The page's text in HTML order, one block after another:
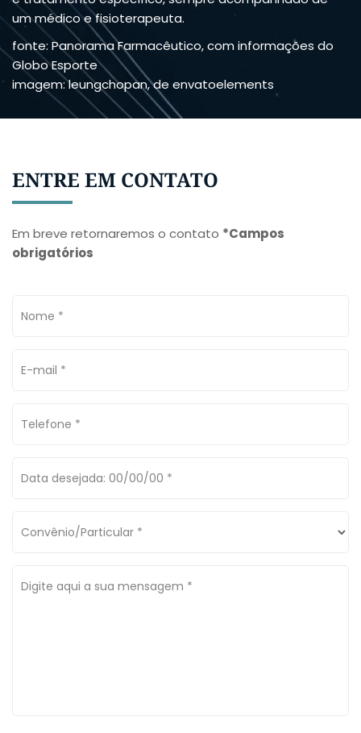
um médico e fisioterapeuta.
fonte: Panorama Farmacêutico, com informações do
Globo Esporte
imagem: leungchopan, de envatoelements
ENTRE EM CONTATO
Em breve retornaremos o contato *Campos
obrigatórios
Nome *
E-mail *
Telefone *
Data desejada: 00/00/00 *
Convênio/Particular *
Digite aqui a sua mensagem *